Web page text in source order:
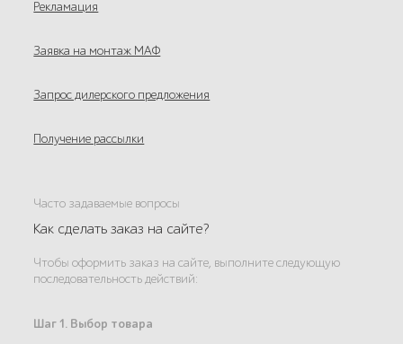
Рекламация
Заявка на монтаж МАФ
Запрос дилерского предложения
Получение рассылки
Часто задаваемые вопросы
Как сделать заказ на сайте?
Чтобы оформить заказ на сайте, выполните следующую
последовательность действий:
Шаг 1. Выбор товара